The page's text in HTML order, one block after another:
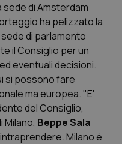
di Amsterdam
ha pelizzato la
di parlamento
il Consiglio per un
eventuali decisioni.
si possono fare
ma europea. "E'
del Consiglio,
Milano, Beppe Sala
Milano è